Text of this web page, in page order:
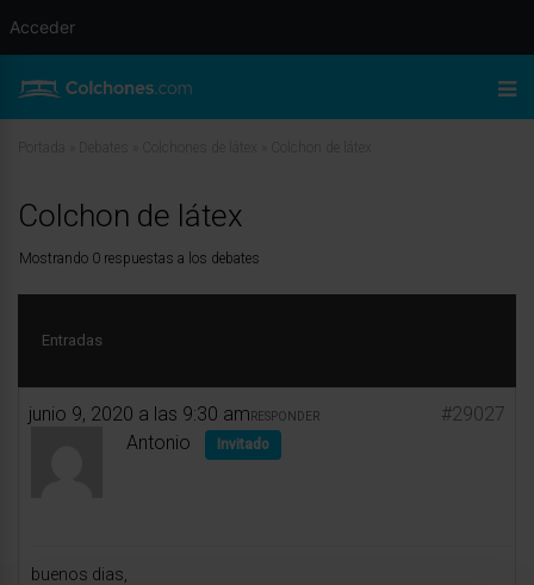
Colchon de látex
Mostrando 0 respuestas a los debates
Entradas
junio 9, 2020 a las 9:30 am #29027
RESPONDER
Antonio Invitado
buenos dias,
Acceder